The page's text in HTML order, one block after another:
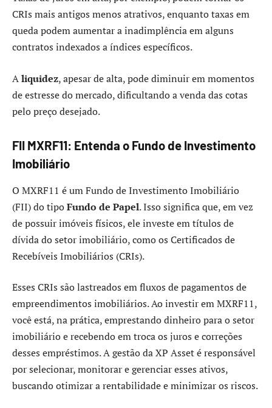
CRIs mais antigos menos atrativos, enquanto taxas em
queda podem aumentar a inadimplência em alguns
contratos indexados a índices específicos.
Aliquidez, apesar de alta, pode diminuir em momentos
de estresse do mercado, dificultando a venda das cotas
pelo preço desejado.
FII MXRF11: Entenda o Fundo de Investimento
Imobiliário
O MXRF11 é um Fundo de Investimento Imobiliário
(FII) do tipoFundo de Papel. Isso significa que, em vez
de possuir imóveis físicos, ele investe em títulos de
dívida do setor imobiliário, como os Certificados de
Recebíveis Imobiliários (CRIs).
Esses CRIs são lastreados em fluxos de pagamentos de
empreendimentos imobiliários. Ao investir em MXRF11,
você está, na prática, emprestando dinheiro para o setor
imobiliário e recebendo em troca os juros e correções
desses empréstimos. A gestão da XP Asset é responsável
por selecionar, monitorar e gerenciar esses ativos,
buscando otimizar a rentabilidade e minimizar os riscos.